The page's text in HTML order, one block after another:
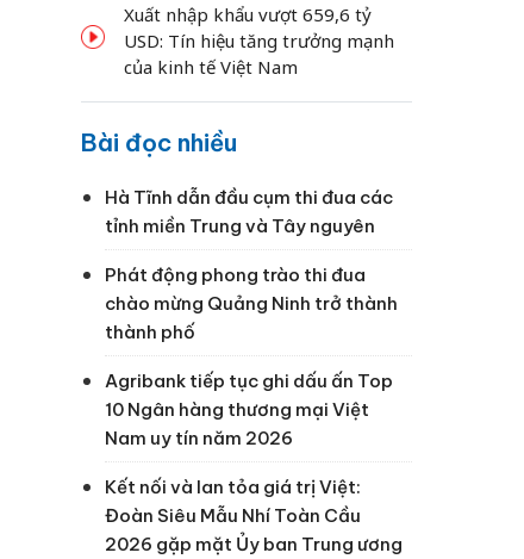
Xuất nhập khẩu vượt 659,6 tỷ
USD: Tín hiệu tăng trưởng mạnh
của kinh tế Việt Nam
Bài đọc nhiều
Hà Tĩnh dẫn đầu cụm thi đua các
tỉnh miền Trung và Tây nguyên
Phát động phong trào thi đua
chào mừng Quảng Ninh trở thành
thành phố
Agribank tiếp tục ghi dấu ấn Top
10 Ngân hàng thương mại Việt
Nam uy tín năm 2026
Kết nối và lan tỏa giá trị Việt:
Đoàn Siêu Mẫu Nhí Toàn Cầu
2026 gặp mặt Ủy ban Trung ương